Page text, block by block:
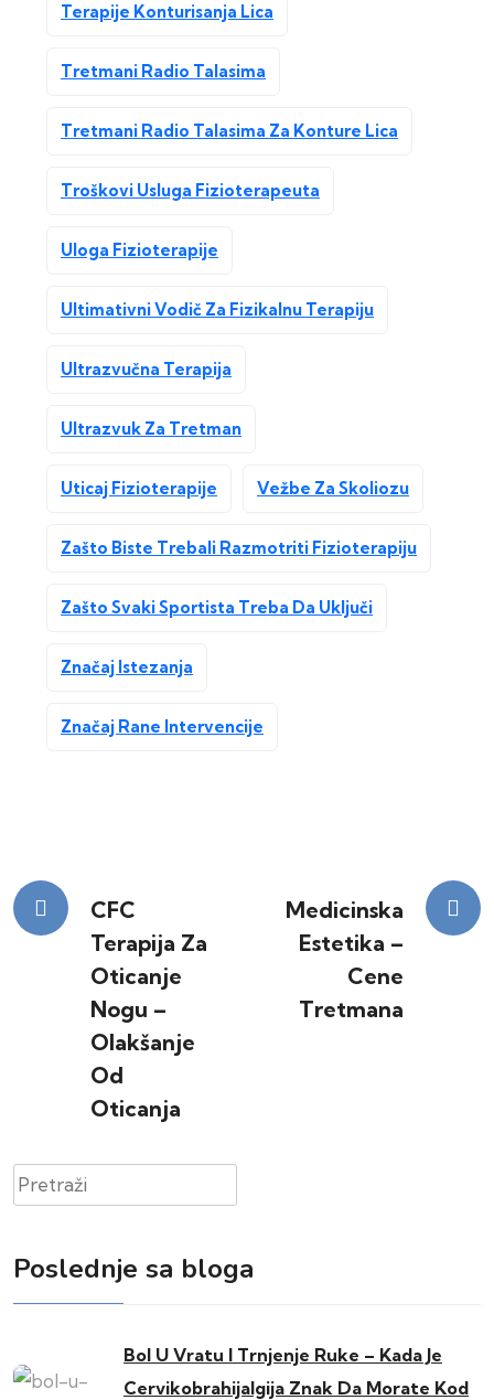
Terapije Konturisanja Lica
Tretmani Radio Talasima
Tretmani Radio Talasima Za Konture Lica
Troškovi Usluga Fizioterapeuta
Uloga Fizioterapije
Ultimativni Vodič Za Fizikalnu Terapiju
Ultrazvučna Terapija
Ultrazvuk Za Tretman
Uticaj Fizioterapije Vežbe Za Skoliozu
Zašto Biste Trebali Razmotriti Fizioterapiju
Zašto Svaki Sportista Treba Da Uključi
Značaj Istezanja
Značaj Rane Intervencije
Kretanje
članka
CFC
Terapija Za
Oticanje
Nogu –
Olakšanje
Od
Oticanja
Medicinska
Estetika –
Cene
Tretmana
Pretraži
Poslednje sa bloga
Bol U Vratu I Trnjenje Ruke – Kada Je
Cervikobrahijalgija Znak Da Morate Kod